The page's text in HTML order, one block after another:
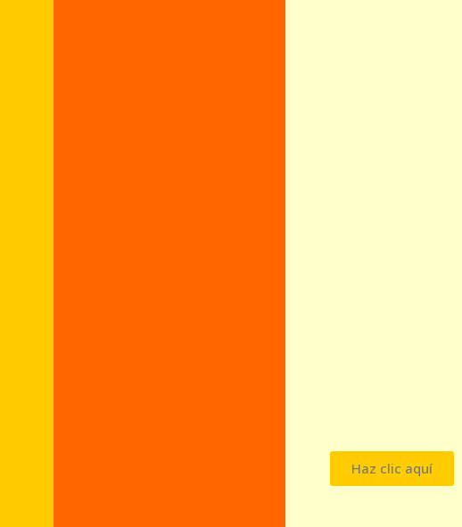
Haz clic aquí